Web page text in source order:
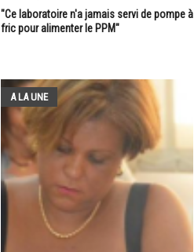
"Ce laboratoire n'a jamais servi de pompe à
fric pour alimenter le PPM"
A LA UNE